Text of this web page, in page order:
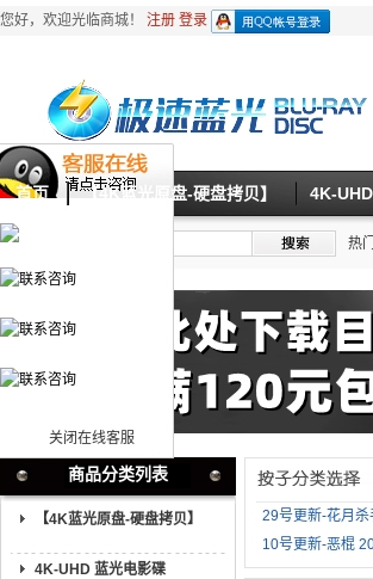
关闭在线客服
您好，欢迎光临商城！ 注册 登录
首页 【4K蓝光原盘-硬盘拷贝】 4K-
热
商品分类列表
【4K蓝光原盘-硬盘拷贝】
4K-UHD 蓝光电影碟
29号更新-花月
10号更新-恶棍